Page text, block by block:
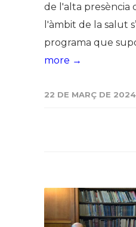
de l'alta presència
l'àmbit de la salut
programa que
more →
22 DE MARÇ DE 2024